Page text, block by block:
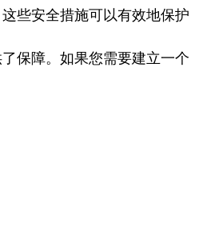
些安全措施可以有效地保护
保障。如果您需要建立一个